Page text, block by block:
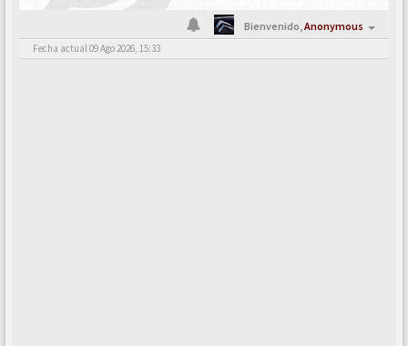
Bienvenido,Anonymous
Fecha actual 09 Ago 2026, 15:33